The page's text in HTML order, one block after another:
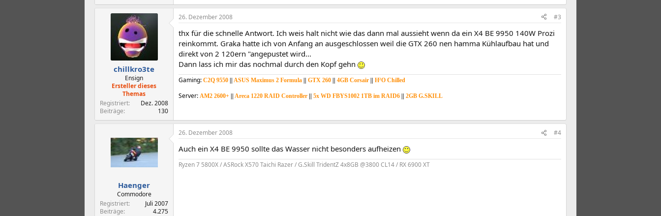
chillkro3te
Ensign
Ersteller dieses
Themas
Registriert
Dez. 2008
Beiträge
130
26. Dezember 2008 #3
thx für die schnelle Antwort. Ich weis halt nicht wie das dann mal aussieht wenn da ein X4 BE 9950 140W Prozi
reinkommt. Graka hatte ich von Anfang an ausgeschlossen weil die GTX 260 nen hamma Kühlaufbau hat und
direkt von 2 120ern "angepustet wird...
Dann lass ich mir das nochmal durch den Kopf gehn
Gaming: C2Q 9550 || ASUS Maximus 2 Formula || GTX 260 || 4GB Corsair || H²O Chilled
Server: AM2 2600+ || Areca 1220 RAID Controller || 5x WD FBYS1002 1TB im RAID6 || 2GB G.SKILL
Haenger
Commodore
Registriert
Juli 2007
Beiträge
4.275
26. Dezember 2008 #4
Auch ein X4 BE 9950 sollte das Wasser nicht besonders aufheizen
Ryzen 7 5800X / ASRock X570 Taichi Razer / G.Skill TridentZ 4x8GB @3800 CL14 / RX 6900 XT